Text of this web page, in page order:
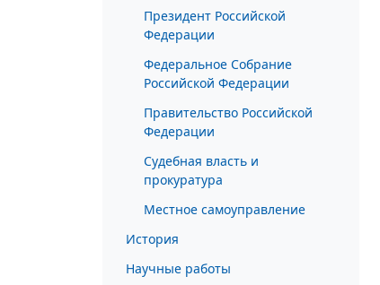
Президент Российской
Федерации
Федеральное Собрание
Российской Федерации
Правительство Российской
Федерации
Судебная власть и
прокуратура
Местное самоуправление
История
Научные работы